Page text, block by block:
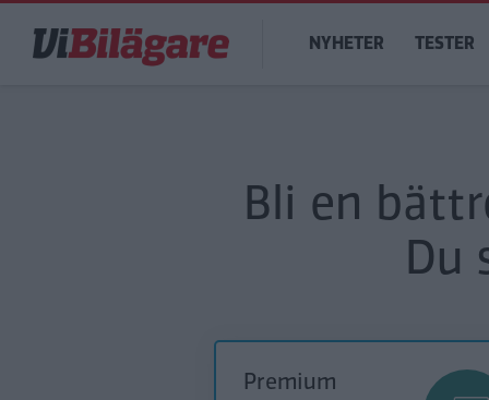
huvudinnehåll
Main
navigation
NYHETER TESTER
Bli en
Du
Premium